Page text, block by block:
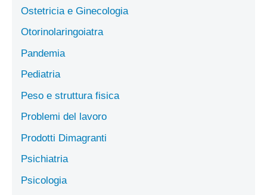
Ostetricia e Ginecologia
Otorinolaringoiatra
Pandemia
Pediatria
Peso e struttura fisica
Problemi del lavoro
Prodotti Dimagranti
Psichiatria
Psicologia